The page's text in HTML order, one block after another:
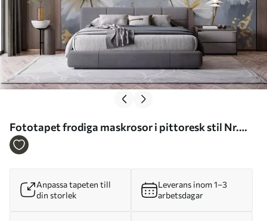
Fototapet frodiga maskrosor i pittoresk stil Nr.
w05570
Anpassa tapeten till
din storlek
Leverans inom 1–3
arbetsdagar